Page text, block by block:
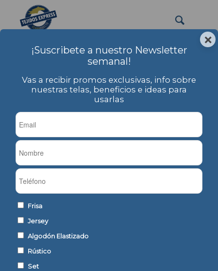
×
¡Suscribete a nuestro Newsletter
semanal!
Vas a recibir promos exclusivas, info sobre
nuestras telas, beneficios e ideas para
usarlas
Frisa
Jersey
Algodón Elastizado
Rústico
Set
calza
PRODUCTOS / Etiqueta: calza
Mostrar
Algodón Elastizado
Mostrar detalles